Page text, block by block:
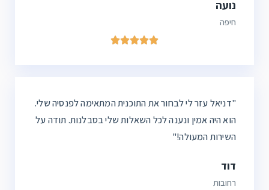
נועה
חיפה





"דניאלעזר לי לבחור את התוכנית המתאימה לפנסיה שלי.
הוא היה אמין ונענה לכל השאלות שלי בסבלנות. תודה על
השירות המעולה!"
דוד
רחובות